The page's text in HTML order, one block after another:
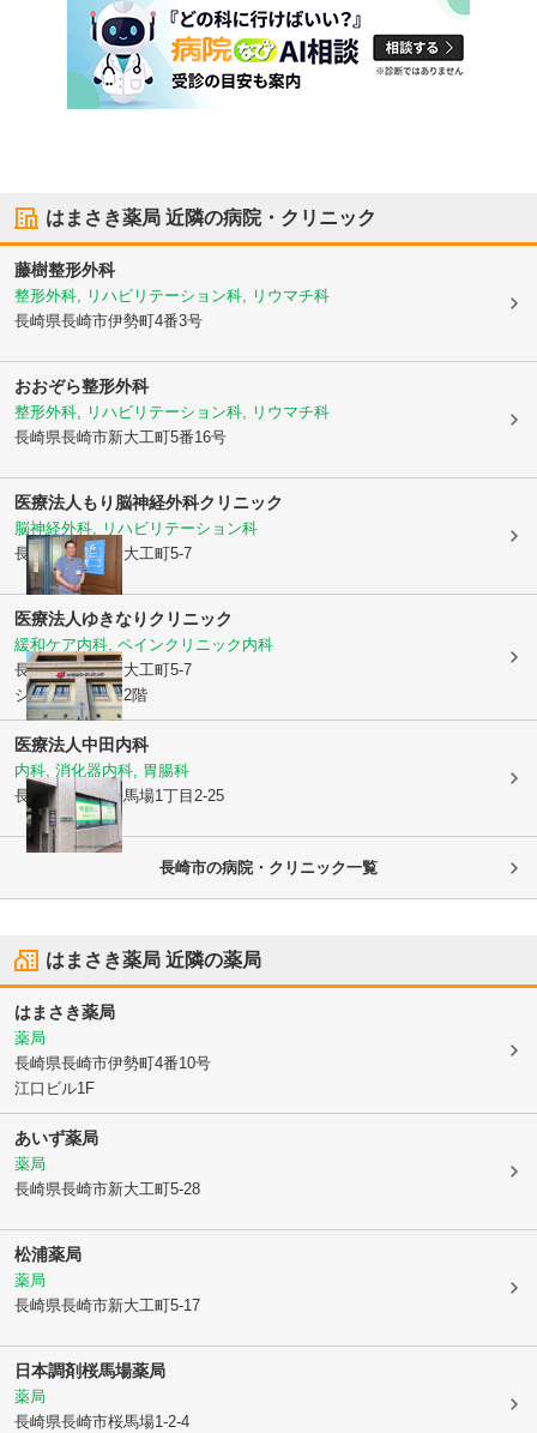
はまさき薬局 近隣の病院・クリニック
藤樹整形外科
整形外科, リハビリテーション科, リウマチ科
長崎県長崎市伊勢町4番3号
おおぞら整形外科
整形外科, リハビリテーション科, リウマチ科
長崎県長崎市新大工町5番16号
医療法人 もり脳神経外科クリニック
脳神経外科, リハビリテーション科
長崎県長崎市
新大工町5-7
医療法人ゆきなりクリニック
緩和ケア内科, ペインクリニック内科
長崎県長崎市新大工町5-7
シーボルタウン2階
医療法人中田内科
内科, 消化器内科, 胃腸科
長崎県長崎市桜馬場1丁目2-25
長崎市の病院・クリニック一覧
はまさき薬局 近隣の薬局
はまさき薬局
薬局
長崎県長崎市伊勢町4番10号
江口ビル1F
あいず薬局
薬局
長崎県長崎市新大工町5-28
松浦薬局
薬局
長崎県長崎市新大工町5-17
日本調剤桜馬場薬局
薬局
長崎県長崎市桜馬場1-2-4